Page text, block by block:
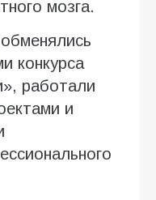
мозга.
конкурса
работали
и